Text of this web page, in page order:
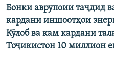
Бонки аврупоии таҷдид
кардани иншоотҳои
Кӯлоб ва кам кардани
Тоҷикистон 10 миллион